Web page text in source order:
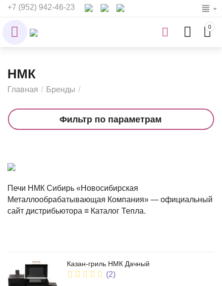
+7 (952) 942-46-23
0
НМК
Главная / Бренды /
Фильтр по параметрам
Печи НМК Сибирь «Новосибирская
Металлообрабатывающая Компания» — официальный
сайт дистрибьютора ≡ Каталог Тепла.
Казан-гриль НМК Дачный
(2)